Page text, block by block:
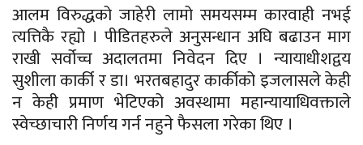
आलम विरुद्धको जाहेरी लामो समयसम्म कारवाही नभई
त्यत्तिकै रह्यो । पीडितहरुले अनुसन्धान अघि बढाउन माग
राखी सर्वोच्च अदालतमा निवेदन दिए । न्यायाधीशद्वय
सुशीला कार्की र डा। भरतबहादुर कार्कीको इजलासले केही
न केही प्रमाण भेटिएको अवस्थामा महान्यायाधिवक्ताले
स्वेच्छाचारी निर्णय गर्न नहुने फैसला गरेका थिए ।